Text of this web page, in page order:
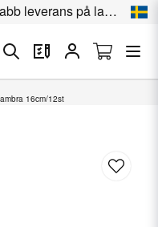
leverans på lagervara
16cm/12st